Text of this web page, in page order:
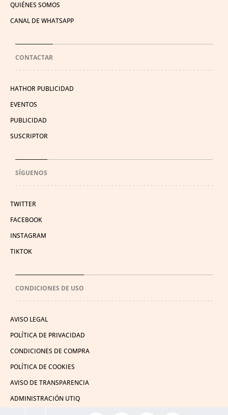
QUIÉNES SOMOS
CANAL DE WHATSAPP
CONTACTAR
HATHOR PUBLICIDAD
EVENTOS
PUBLICIDAD
SUSCRIPTOR
SÍGUENOS
TWITTER
FACEBOOK
INSTAGRAM
TIKTOK
CONDICIONES DE USO
AVISO LEGAL
POLÍTICA DE PRIVACIDAD
CONDICIONES DE COMPRA
POLÍTICA DE COOKIES
AVISO DE TRANSPARENCIA
ADMINISTRACIÓN UTIQ